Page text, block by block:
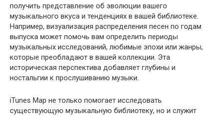
получить представление об эволюции вашего
музыкального вкуса и тенденциях в вашей библиотеке.
Например, визуализация распределения песен по годам
выпуска может помочь вам определить периоды
музыкальных исследований, любимые эпохи или жанры,
которые преобладают в вашей коллекции. Эта
историческая перспектива добавляет глубины и
ностальгии к прослушиванию музыки.
iTunes Map не только помогает исследовать
существующую музыкальную библиотеку, но и служит